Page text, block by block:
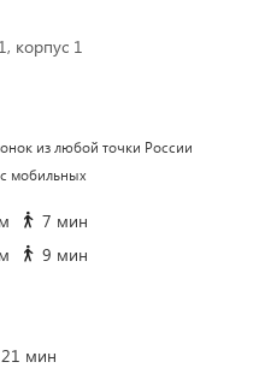
корпус 1
из любой точки России
мобильных
7 мин
9 мин
21 мин